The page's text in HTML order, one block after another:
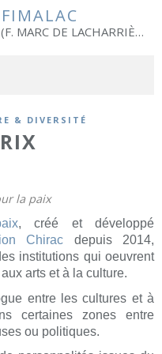
Toutes les actualités de Fimalac (F. MARC DE LACHARRIÈRE)
& DIVERSITÉ
la paix
, créé et développé
Chirac depuis 2014,
institutions qui oeuvrent
arts et à la culture.
entre les cultures et à
certaines zones entre
ou politiques.